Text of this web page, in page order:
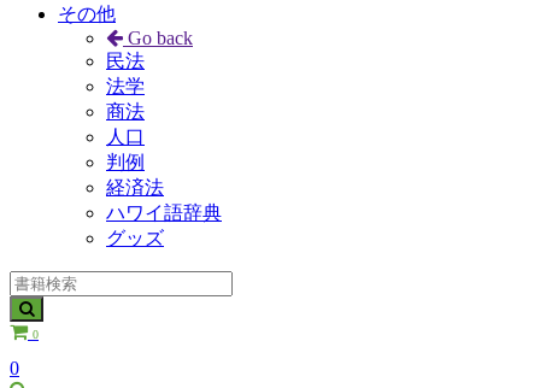
その他
Go back
民法
法学
商法
人口
判例
経済法
ハワイ語辞典
グッズ
0
0